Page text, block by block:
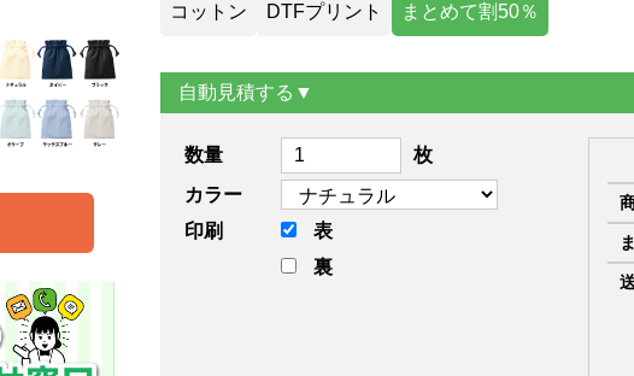
コットン DTFプリント まとめて割50％
自動見積する▼
数量
枚
カラー
印刷
表
裏